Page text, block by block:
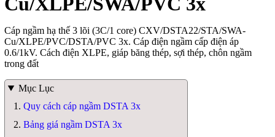
Cáp ngầm hạ thế 3 lõi (3C/1 core) CXV/DSTA22/STA/SWA-
Cu/XLPE/PVC/DSTA/PVC 3x. Cáp điện ngầm cấp điện áp
0.6/1kV. Cách điện XLPE, giáp băng thép, sợi thép, chôn ngầm
trong đất
Mục Lục
Quy cách cáp ngầm DSTA 3x
Bảng giá ngầm DSTA 3x